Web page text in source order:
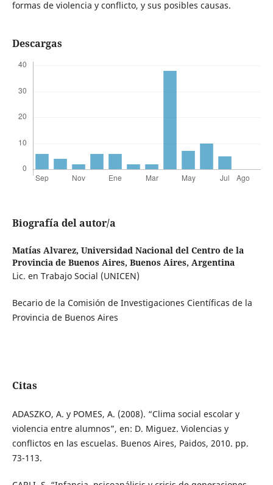
formas de violencia y conflicto, y sus posibles causas.
Descargas
Biografía del autor/a
Matías Alvarez, Universidad Nacional del Centro de la
Provincia de Buenos Aires, Buenos Aires, Argentina
Lic. en Trabajo Social (UNICEN)
Becario de la Comisión de Investigaciones Científicas de la
Provincia de Buenos Aires
Citas
ADASZKO, A. y POMES, A. (2008). “Clima social escolar y
violencia entre alumnos”, en: D. Miguez. Violencias y
conflictos en las escuelas. Buenos Aires, Paidos, 2010. pp.
73-113.